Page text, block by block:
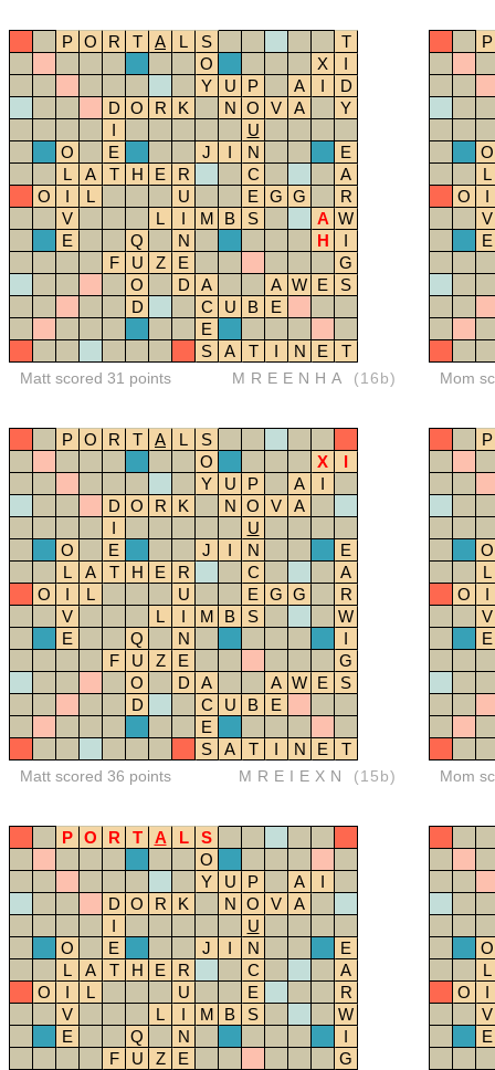
P O R T A L S
T
O
X
I
Y
U P A I
D
D O R K N O V A
Y
I
U
O
E J I N
E
L
A T H E R C
A
O
I L U E G G
R
V
L I M B S A W
E
Q N H
I
F
U Z E
G
O
D A A W E
S
D
C U B
E
E
S
A T I N E T
Matt scored 31 points MREENHA (16b)
P
O
L
O
I
V
E
Mom
P O R T A L
S
O
X
I
Y
U P A
I
D O R K N O V
A
I
U
O
E J I N
E
L
A T H E R C
A
O
I L U E G G
R
V
L I M B S
W
E
Q N
I
F
U Z E
G
O
D A A W E
S
D
C U B
E
E
S
A T I N E T
Matt scored 36 points MREIEXN (15b)
P
O
L
O
I
V
E
Mom
P O R T A L
S
O
Y
U P A
I
D O R K N O V
A
I
U
O
E J I N
E
L
A T H E R C
A
O
I L U E
R
V
L I M B S
W
E
Q N
I
F
U Z E
G
O
L
O
I
V
E